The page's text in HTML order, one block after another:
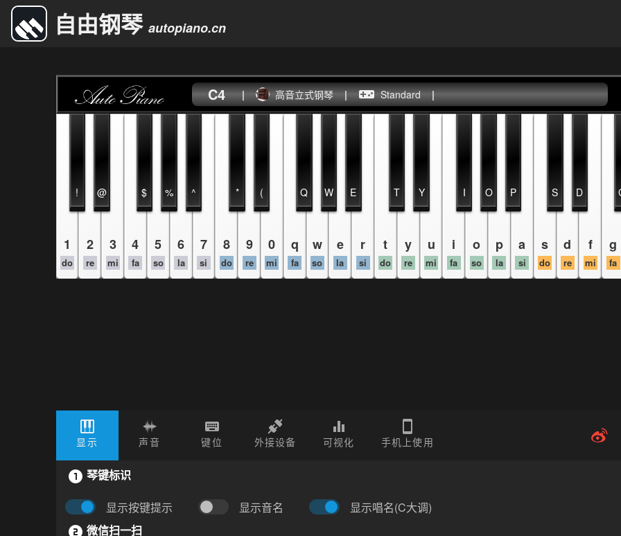
自由钢琴 autopiano.cn
C4 | 高音立式钢琴 | Standard |
1
do
2
re
3
mi
4
fa
5
so
6
la
7
si
8
do
9
re
0
mi
q
fa
w
so
e
la
r
si
t
do
y
re
u
mi
i
fa
o
so
p
la
a
si
s
do
d
re
f
mi
g
fa
! @ $ % ^ * ( Q W E T Y I O P S D
显示 声音 键位 外接设备 可视化 手机上使用
琴键标识
显示按键提示 显示音名 显示唱名(C大调)
微信扫一扫